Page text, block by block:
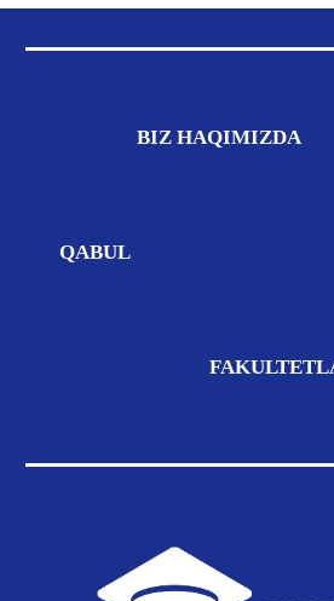
BIZ HAQIMIZDA
QABUL